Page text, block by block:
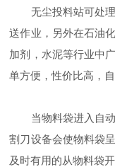
无尘投料站可处理
送作业，另外在石油
加剂，水泥等行业中
单方便，性价比高，
当物料袋进入自动
割刀设备会使物料袋
及时有用的从物料袋开